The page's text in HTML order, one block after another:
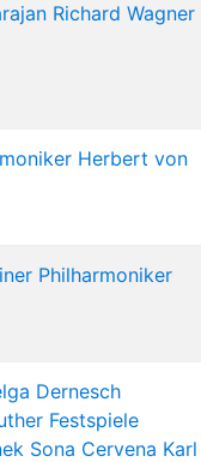
Richard Wagner
Herbert von
Philharmoniker
Dernesch
Festspiele
Sona Cervena Karl